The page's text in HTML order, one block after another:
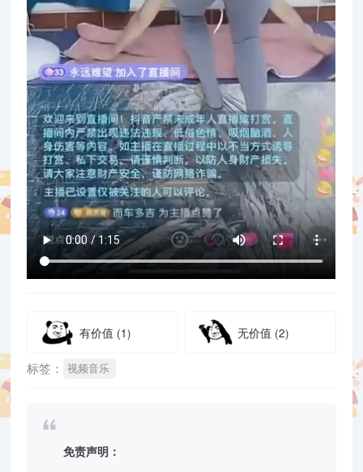
有价值 (1) 无价值 (2)
标签： 视频音乐
免责声明：